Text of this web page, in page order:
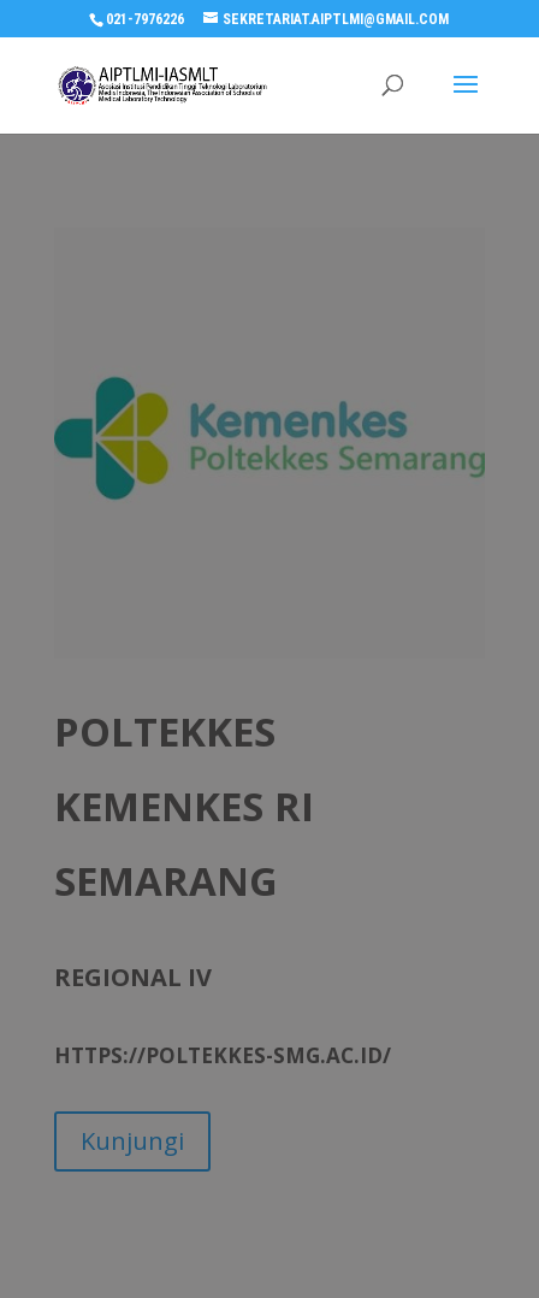
021-7976226 SEKRETARIAT.AIPTLMI@GMAIL.COM
POLTEKKES
KEMENKES RI
SEMARANG
REGIONAL IV
HTTPS://POLTEKKES-SMG.AC.ID/
Kunjungi